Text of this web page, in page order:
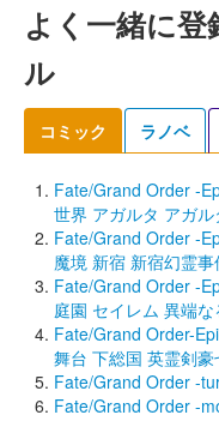
よく一緒に
ル
コミック ラノベ
Fate/Grand Order
世界 アガルタ アガル
Fate/Grand Order
魔境 新宿 新宿幻霊事
Fate/Grand Order -
庭園 セイレム 異端
Fate/Grand Order-
舞台 下総国 英霊剣豪
Fate/Grand Order -
Fate/Grand Order -